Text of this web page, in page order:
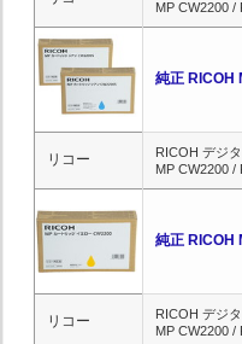
MP CW2200 /
純正 RICOH
リコー
RICOH デジ
MP CW2200 /
純正 RICOH
リコー
RICOH デジ
MP CW2200 /